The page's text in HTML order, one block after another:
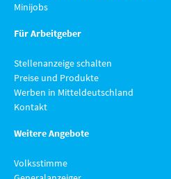
Minijobs
Für Arbeitgeber
Stellenanzeige schalten
Preise und Produkte
Werben in Mitteldeutschland
Kontakt
Weitere Angebote
Volksstimme